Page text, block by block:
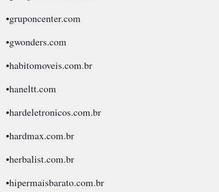
•gruponcenter.com
•gwonders.com
•habitomoveis.com.br
•haneltt.com
•hardeletronicos.com.br
•hardmax.com.br
•herbalist.com.br
•hipermaisbarato.com.br